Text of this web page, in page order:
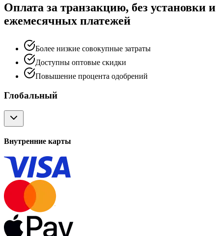
Оплата за транзакцию, без установки и
ежемесячных платежей
Более низкие совокупные затраты
Доступны оптовые скидки
Повышение процента одобрений
Глобальный
Внутренние карты